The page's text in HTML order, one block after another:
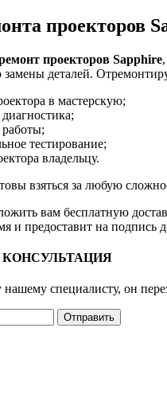
проекторов
проекторов Sapphire
деталей.
в мастерскую;
тестирование;
владельцу.
взяться за любую
вам бесплатную
и предоставит на подпись
нашему специалисту, он
Отправить